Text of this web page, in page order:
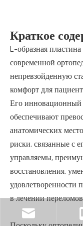
Краткое
L-образная
современной
непревзойденную
комфорт для
Его
обеспечивают
анатомических
риски, связанные с
управляемы,
восстановления,
удовлетворенности
в лечении